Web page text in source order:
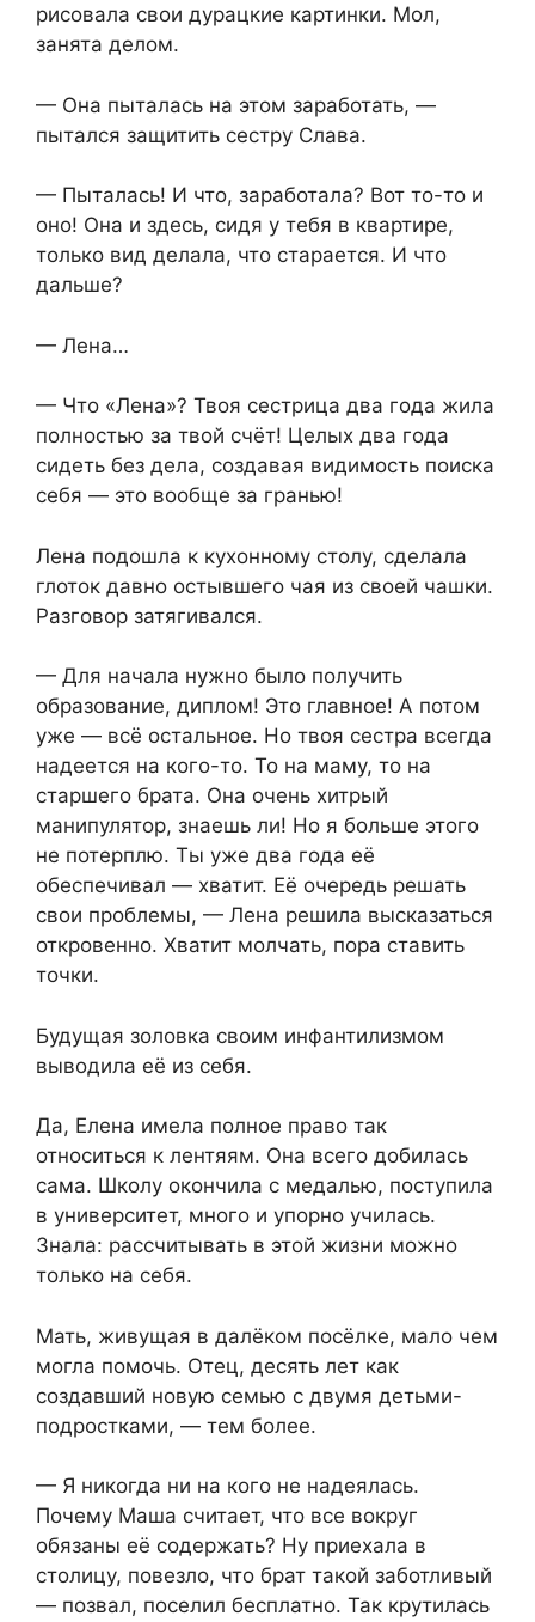
рисовала свои дурацкие картинки. Мол,
занята делом.
— Она пыталась на этом заработать, —
пытался защитить сестру Слава.
— Пыталась! И что, заработала? Вот то-то и
оно! Она и здесь, сидя у тебя в квартире,
только вид делала, что старается. И что
дальше?
— Лена…
— Что «Лена»? Твоя сестрица два года жила
полностью за твой счёт! Целых два года
сидеть без дела, создавая видимость поиска
себя — это вообще за гранью!
Лена подошла к кухонному столу, сделала
глоток давно остывшего чая из своей чашки.
Разговор затягивался.
— Для начала нужно было получить
образование, диплом! Это главное! А потом
уже — всё остальное. Но твоя сестра всегда
надеется на кого-то. То на маму, то на
старшего брата. Она очень хитрый
манипулятор, знаешь ли! Но я больше этого
не потерплю. Ты уже два года её
обеспечивал — хватит. Её очередь решать
свои проблемы, — Лена решила высказаться
откровенно. Хватит молчать, пора ставить
точки.
Будущая золовка своим инфантилизмом
выводила её из себя.
Да, Елена имела полное право так
относиться к лентяям. Она всего добилась
сама. Школу окончила с медалью, поступила
в университет, много и упорно училась.
Знала: рассчитывать в этой жизни можно
только на себя.
Мать, живущая в далёком посёлке, мало чем
могла помочь. Отец, десять лет как
создавший новую семью с двумя детьми-
подростками, — тем более.
— Я никогда ни на кого не надеялась.
Почему Маша считает, что все вокруг
обязаны её содержать? Ну приехала в
столицу, повезло, что брат такой заботливый
— позвал, поселил бесплатно. Так крутилась